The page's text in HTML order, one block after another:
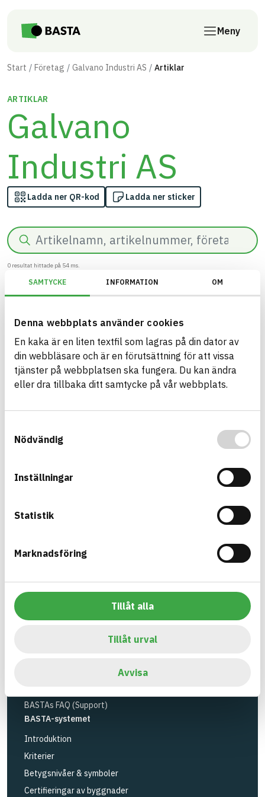
SAMTYCKE INFORMATION OM
Denna webbplats använder cookies
En kaka är en liten textfil som lagras på din dator av
din webbläsare och är en förutsättning för att vissa
tjänster på webbplatsen ska fungera. Du kan ändra
eller dra tillbaka ditt samtycke på vår webbplats.
Nödvändig
Inställningar
Statistik
Marknadsföring
Tillåt alla
Tillåt urval
Avvisa
Meny
Start Företag Galvano Industri AS Artiklar
ARTIKLAR
Galvano
Industri AS
Ladda ner QR-kod Ladda ner sticker
Sök
0 resultat hittade på 54 ms.
Filter Återställ filter
Miljöbyggnad/Generation 2.X
Bygg med BASTA - medvetna
BASTA-systemet är ensamt på marknaden om att
erbjuda kostnadsfri och publikt tillgänglig
anläggningsprodukter. BASTA-systemet erbjuder
även bedömningskriterier och betyg kopplat till
Verktyg
Loggbok
BASTAs FAQ (Support)
BASTA-systemet
Introduktion
Kriterier
Betygsnivåer & symboler
Certifieringar av byggnader